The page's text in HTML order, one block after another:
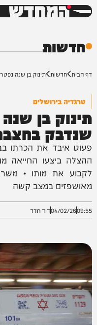
המחדש
חדשות
דף הבית חדשות תינוק בן שנה
טרגדיה בירושלים
תינוק בן
שנדבק
פעוט איבד את הכרתו
ההצלה ביצעו החייאה
מאושפזים במצב קשה
09:55
04/02/26דוד חדד